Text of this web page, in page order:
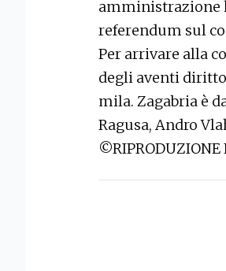
amministrazione
referendum sul
Per arrivare alla
degli aventi diritto
mila. Zagabria è
Ragusa, Andro
©RIPRODUZIONE